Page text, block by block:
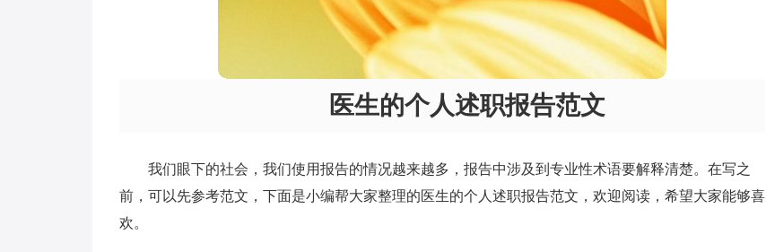
医生的个人述职报告范文
我们眼下的社会，我们使用报告的情况越来越多，报告中涉及到专业性术语要解释清楚。在写之
前，可以先参考范文，下面是小编帮大家整理的医生的个人述职报告范文，欢迎阅读，希望大家能够喜
欢。